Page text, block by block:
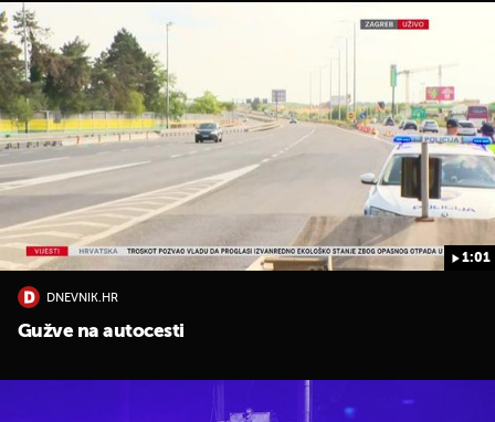
1:01
DNEVNIK.HR
Gužve na autocesti